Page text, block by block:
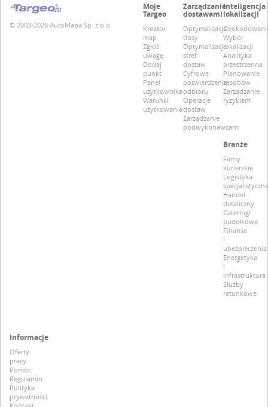
© 2003-2026 AutoMapa Sp. z o.o.
Moje
Targeo
Kreator
map
Zgłoś
uwagę
Dodaj
punkt
Panel
użytkownika
Warunki
użytkowania
Zarządzanie
dostawami
Optymalizacja
trasy
Optymalizacja
stref
dostaw
Cyfrowe
potwierdzenie
odbioru
Operacje
dostaw
Zarządzanie
podwykonawcami
Inteligencja
lokalizacji
Wybór
lokalizacji
Analityka
przestrzenna
Planowanie
zasobów
Zarządzanie
ryzykiem
Branże
Firmy
kurierskie
Logistyka
specjalistyczna
Handel
detaliczny
Cateringi
pudełkowe
Finanse
i
ubezpieczenia
Energetyka
i
infrastruktura
Służby
ratunkowe
Informacje
Oferty
pracy
Pomoc
Regulamin
Polityka
prywatności